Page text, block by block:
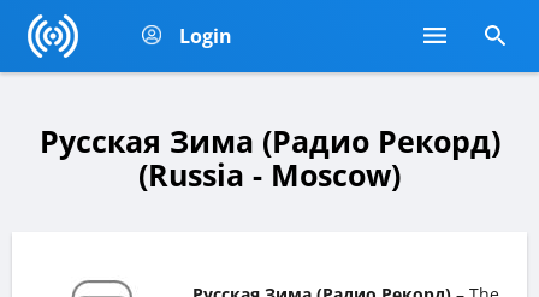
Login
Русская Зима (Радио Рекорд)
(Russia - Moscow)